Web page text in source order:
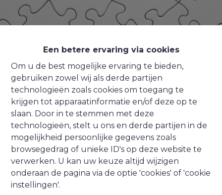
Een betere ervaring via cookies
Om u de best mogelijke ervaring te bieden,
gebruiken zowel wij als derde partijen
technologieën zoals cookies om toegang te
krijgen tot apparaatinformatie en/of deze op te
slaan. Door in te stemmen met deze
technologieën, stelt u ons en derde partijen in de
mogelijkheid persoonlijke gegevens zoals
browsegedrag of unieke ID's op deze website te
verwerken. U kan uw keuze altijd wijzigen
onderaan de pagina via de optie 'cookies' of 'cookie
instellingen'.
Oeps, deze pagina
bestaat niet meer
Te koop Te huur